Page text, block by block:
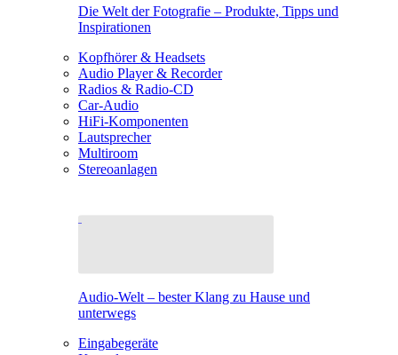
Die Welt der Fotografie – Produkte, Tipps und
Inspirationen
Kopfhörer & Headsets
Audio Player & Recorder
Radios & Radio-CD
Car-Audio
HiFi-Komponenten
Lautsprecher
Multiroom
Stereoanlagen
Audio-Welt – bester Klang zu Hause und
unterwegs
Eingabegeräte